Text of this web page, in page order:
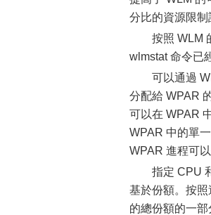
分比的資源限制
按照 WLM
wlmstat 命令已
可以通過
分配給 WPAR
可以在 WPAR
WPAR 中的單
WPAR 進程可
指定 CPU
基於份額。按
的總份額的一部